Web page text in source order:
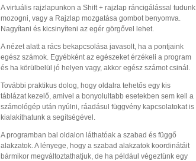
A virtuális rajzlapunkon a Shift + rajzlap ráncigálással tudunk
mozogni, vagy a Rajzlap mozgatása gombot benyomva.
Nagyítani és kicsinyíteni az egér görgővel lehet.
A nézet alatt a rács bekapcsolása javasolt, ha a pontjaink
egész számok. Egyébként az egészeket érzékeli a program
és ha körülbelül jó helyen vagy, akkor egész számot csinál.
További praktikus dolog, hogy oldalra tehetős egy kis
táblázat kezelő, amivel a bonyolultabb esetekben sem kell a
számológép után nyúlni, ráadásul függvény kapcsolatokat is
kialakíthatunk a segítségével.
A programban bal oldalon láthatóak a szabad és függő
alakzatok. A lényege, hogy a szabad alakzatok koordinátáit
bármikor megváltoztathatjuk, de ha például végeztünk egy